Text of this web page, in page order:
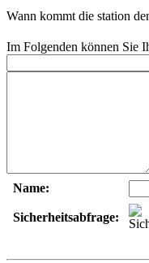
Wann kommt die station
Im Folgenden können Sie
Name:
Sicherheitsabfrage: